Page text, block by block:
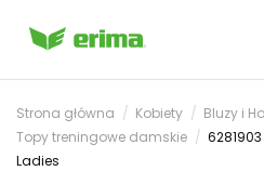
Strona główna Kobiety
Bluzy i
Topy treningowe damskie
Ladies